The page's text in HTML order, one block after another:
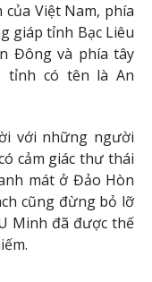
Việt Nam, phía
giáp tỉnh Bạc Liêu
Đông và phía tây
tỉnh có tên là An
với những người
cảm giác thư thái
mát ở Đảo Hòn
cũng đừng bỏ lỡ
Minh đã được thế